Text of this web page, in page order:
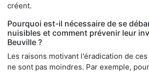
créent.
Pourquoi est-il nécessaire de se
nuisibles et comment prévenir leur
Beuville ?
Les raisons motivant l'éradication de
ne sont pas moindres. Par exemple,